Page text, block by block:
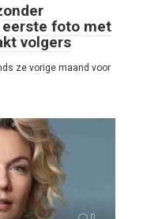
foto met
volgers
ze vorige maand voor